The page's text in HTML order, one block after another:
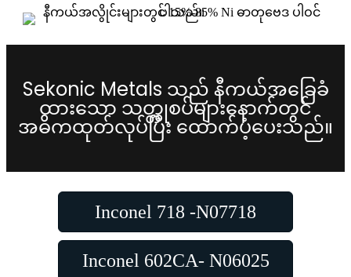
Sekonic Metals သည် နီကယ်အခြေခံ
ထားသော သတ္တုစပ်များနောက်တွင်
အဓိကထုတ်လုပ်ပြီး ထောက်ပံ့ပေးသည်။
Inconel 718 -N07718
Inconel 602CA- N06025